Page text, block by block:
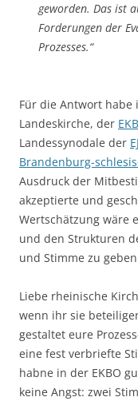
geworden. Das ist
Forderungen der
Prozesses.“
Für die Antwort habe
Landeskirche, der
Landessynodale der
Brandenburg-
Ausdruck der
akzeptierte und
Wertschätzung wäre
und den Strukturen
und Stimme zu
Liebe rheinische
wenn ihr sie
gestaltet eure
eine fest verbriefte
habne in der EKBO
keine Angst: zwei